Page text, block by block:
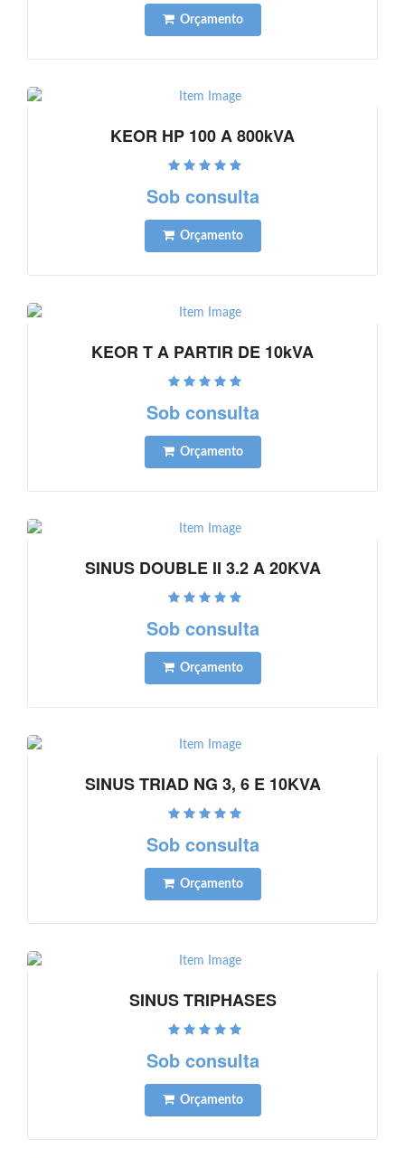
Orçamento
KEOR HP 100 A 800kVA
Sob consulta
Orçamento
KEOR T A PARTIR DE 10kVA
Sob consulta
Orçamento
SINUS DOUBLE II 3.2 A 20KVA
Sob consulta
Orçamento
SINUS TRIAD NG 3, 6 E 10KVA
Sob consulta
Orçamento
SINUS TRIPHASES
Sob consulta
Orçamento